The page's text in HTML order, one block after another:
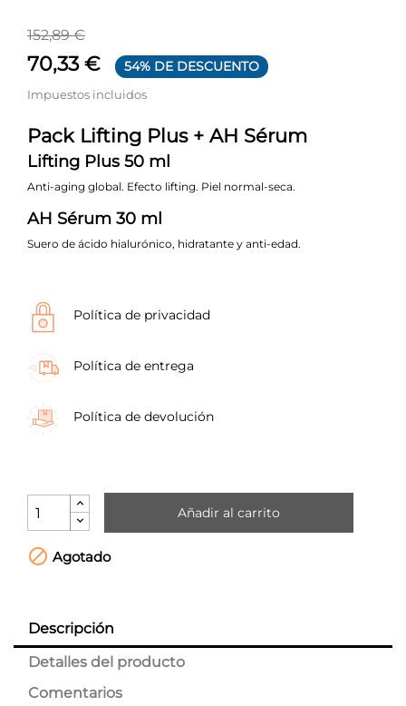
152,89 €
70,33 € 54% DE DESCUENTO
Impuestos incluidos
Pack Lifting Plus + AH Sérum
Lifting Plus 50 ml
Anti-aging global. Efecto lifting. Piel normal-seca.
AH Sérum 30 ml
Suero de ácido hialurónico, hidratante y anti-edad.
Política de privacidad
Política de entrega
Política de devolución
Añadir al carrito
 Agotado
Descripción
Detalles del producto
Comentarios